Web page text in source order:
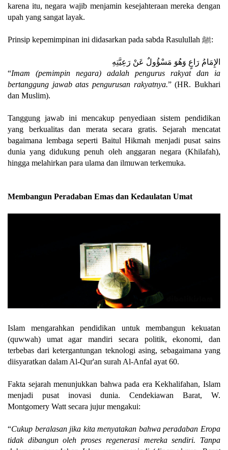
karena itu, negara wajib menjamin kesejahteraan mereka dengan
upah yang sangat layak.
Prinsip kepemimpinan ini didasarkan pada sabda Rasulullah ﷺ:
الإِمَامُ رَاعٍ وَهُوَ مَسْؤُولٌ عَنْ رَعِيَّتِهِ
“Imam (pemimpin negara) adalah pengurus rakyat dan ia
bertanggung jawab atas pengurusan rakyatnya.” (HR. Bukhari
dan Muslim).
Tanggung jawab ini mencakup penyediaan sistem pendidikan
yang berkualitas dan merata secara gratis. Sejarah mencatat
bagaimana lembaga seperti Baitul Hikmah menjadi pusat sains
dunia yang didukung penuh oleh anggaran negara (Khilafah),
hingga melahirkan para ulama dan ilmuwan terkemuka.
Membangun Peradaban Emas dan Kedaulatan Umat
Islam mengarahkan pendidikan untuk membangun kekuatan
(quwwah) umat agar mandiri secara politik, ekonomi, dan
terbebas dari ketergantungan teknologi asing, sebagaimana yang
diisyaratkan dalam Al-Qur'an surah Al-Anfal ayat 60.
Fakta sejarah menunjukkan bahwa pada era Kekhalifahan, Islam
menjadi pusat inovasi dunia. Cendekiawan Barat, W.
Montgomery Watt secara jujur mengakui:
“Cukup beralasan jika kita menyatakan bahwa peradaban Eropa
tidak dibangun oleh proses regenerasi mereka sendiri. Tanpa